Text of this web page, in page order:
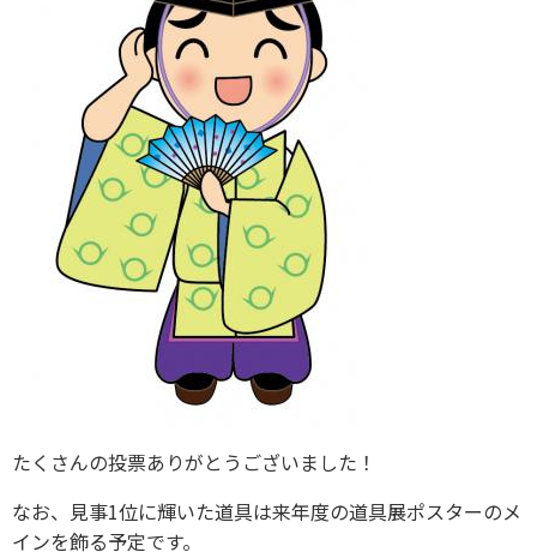
たくさんの投票ありがとうございました！
なお、見事1位に輝いた道具は来年度の道具展ポスターのメ
インを飾る予定です。